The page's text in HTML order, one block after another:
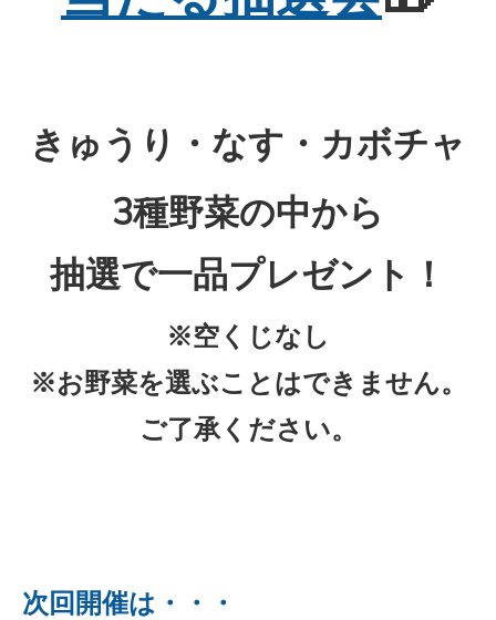
きゅうり・ なす・カボチャ
3種野菜の中から
抽選で一品プレゼント！
※空くじなし
※お野菜を選ぶことはできません。
ご了承ください。
次回開催は・・・